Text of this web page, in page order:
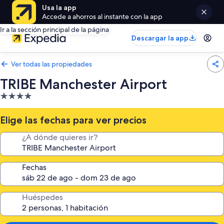
Usa la app
Accede a ahorros al instante con la app
Ir a la sección principal de la página
Descargar la app
Ver todas las propiedades
TRIBE Manchester Airport
Propiedad
de
4.0
estrellas
Elige las fechas para ver precios
¿A dónde quieres ir?
Fechas
Huéspedes